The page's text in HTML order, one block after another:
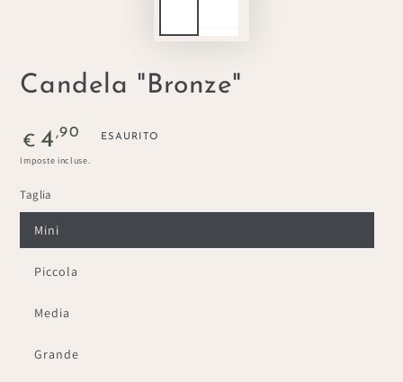
Candela "Bronze"
Prezzo
regolare
€ 4,90 ESAURITO
Imposte incluse.
Taglia
Mini
Piccola
Media
Grande